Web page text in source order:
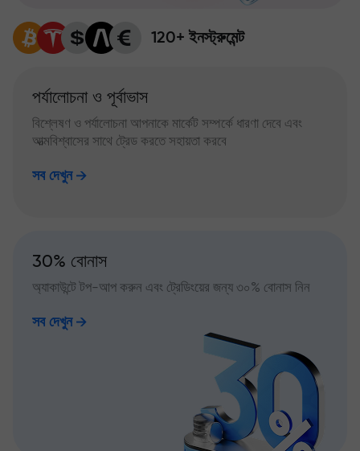
120+ ইনস্ট্রুমেন্ট
পর্যালোচনা ও পূর্বাভাস
বিশ্লেষণ ও পর্যালোচনা আপনাকে মার্কেট সম্পর্কে ধারণা দেবে এবং
আত্মবিশ্বাসের সাথে ট্রেড করতে সহায়তা করবে
সব দেখুন
30% বোনাস
অ্যাকাউন্টে টপ-আপ করুন এবং ট্রেডিংয়ের জন্য ৩০% বোনাস নিন
সব দেখুন